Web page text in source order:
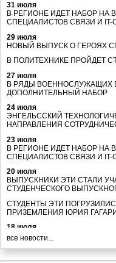
31 июля
В РЕГИОНЕ ИДЕТ НАБОР НА
СПЕЦИАЛИСТОВ СВЯЗИ И
29 июля
НОВЫЙ ВЫПУСК О ГЕРОЯХ
В ПОЛИТЕХНИКЕ ПРОЙДЕТ
27 июля
В РЯДЫ ВОЕННОСЛУЖАЩИХ
ДОПОЛНИТЕЛЬНЫЙ НАБОР
24 июля
ЭНГЕЛЬССКИЙ
НАПРАВЛЕНИЯ
23 июля
В РЕГИОНЕ ИДЕТ НАБОР НА
СПЕЦИАЛИСТОВ СВЯЗИ И
20 июля
ВЫПУСКНИКИ ЭТИ СТАЛИ
СТУДЕНЧЕСКОГО
СТУДЕНТЫ ЭТИ
ПРИЗЕМЛЕНИЯ ЮРИЯ
18 июля
УПРАВЛЯЙ ДРОНАМИ —
16 июля
ВСТРЕТИМСЯ НА
все новости...